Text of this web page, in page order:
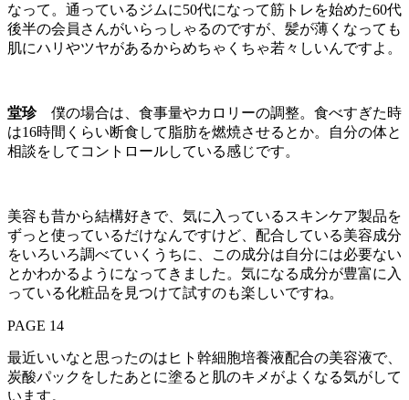
なって。通っているジムに50代になって筋トレを始めた60代
後半の会員さんがいらっしゃるのですが、髪が薄くなっても
肌にハリやツヤがあるからめちゃくちゃ若々しいんですよ。
堂珍僕の場合は、食事量やカロリーの調整。食べすぎた時
は16時間くらい断食して脂肪を燃焼させるとか。自分の体と
相談をしてコントロールしている感じです。
美容も昔から結構好きで、気に入っているスキンケア製品を
ずっと使っているだけなんですけど、配合している美容成分
をいろいろ調べていくうちに、この成分は自分には必要ない
とかわかるようになってきました。気になる成分が豊富に入
っている化粧品を見つけて試すのも楽しいですね。
PAGE 14
最近いいなと思ったのはヒト幹細胞培養液配合の美容液で、
炭酸パックをしたあとに塗ると肌のキメがよくなる気がして
います。